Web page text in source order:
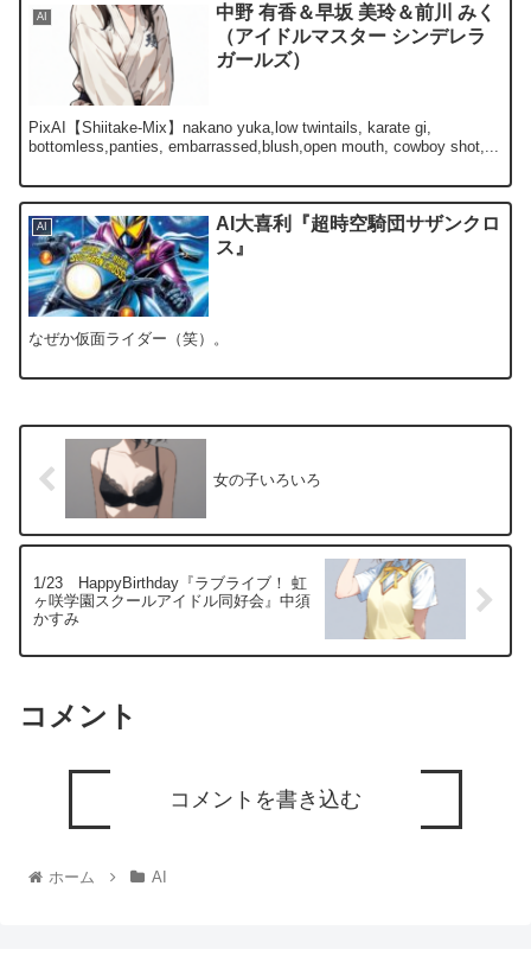
AI
中野 有香＆早坂 美玲＆前川 みく
（アイドルマスター シンデレラ
ガールズ）
PixAI【Shiitake-Mix】nakano yuka,low twintails, karate gi,
bottomless,panties, embarrassed,blush,open mouth, cowboy shot,...
AI
AI大喜利『超時空騎団サザンクロ
ス』
なぜか仮面ライダー（笑）。
女の子いろいろ
1/23 HappyBirthday『ラブライブ！ 虹
ヶ咲学園スクールアイドル同好会』中須
かすみ
コメント
コメントを書き込む
ホーム AI